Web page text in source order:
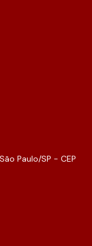
Paulo/SP - CEP